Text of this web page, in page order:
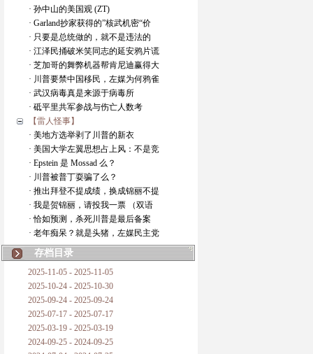
· 孙中山的美国观 (ZT)
· Garland抄家获得的”核武机密“价
· 只要是总统做的，就不是违法的
· 江泽民捅破米笑同志的延安鸦片谎
· 芝加哥的舞弊机器帮肯尼迪赢得大
· 川普要禁中国移民，左媒为何鸦雀
· 武汉病毒真是来源于病毒所
· 砥平里共军参战与伤亡人数考
【雷人怪事】
· 美地方选举剥了川普的新衣
· 美国大学左翼思想占上风：不是竞
· Epstein 是 Mossad 么？
· 川普被普丁耍骗了么？
· 推出拜登不提成绩，换成锦丽不提
· 我是贺锦丽，请投我一票 （双语
· 恰如预测，杀死川普是最后备案
· 老年痴呆？就是头猪，左媒民主党
存档目录
2025-11-05 - 2025-11-05
2025-10-24 - 2025-10-30
2025-09-24 - 2025-09-24
2025-07-17 - 2025-07-17
2025-03-19 - 2025-03-19
2024-09-25 - 2024-09-25